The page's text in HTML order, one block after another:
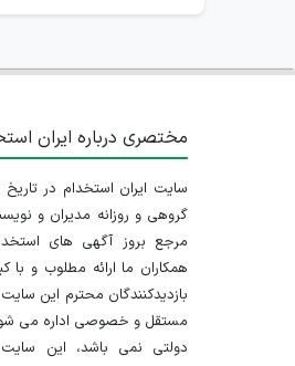
مختصری درباره ایران
گروهی و روزانه مدیران و
مرجع بروز آگهی های
همکاران ما ارائه مطلوب و
بازدیدکنندگان محترم این
مستقل و خصوصی اداره می شود
دولتی نمی باشد، این